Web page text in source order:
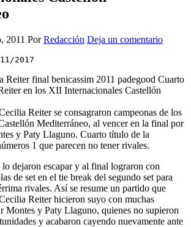
2011 PorRedacción Deja un comentario
2017
Reiter se consagraron campeonas de los
Mediterráneo, al vencer en la final por
y Paty Llaguno. Cuarto título de la
1 que parecen no tener rivales.
dejaron escapar y al final lograron con
de set en el tie break del segundo set para
rivales. Así se resume un partido que
Reiter hicieron suyo con muchas
Montes y Paty Llaguno, quienes no supieron
y acabaron cayendo nuevamente ante